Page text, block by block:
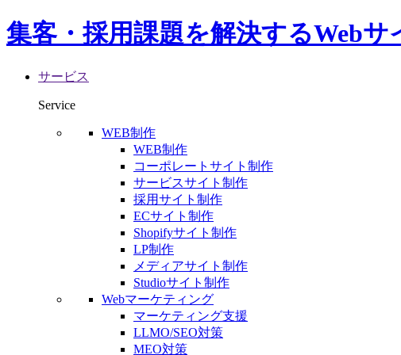
集客・採用課題を解決するWeb
サービス
Service
WEB制作
WEB制作
コーポレートサイト制作
サービスサイト制作
採用サイト制作
ECサイト制作
Shopifyサイト制作
LP制作
メディアサイト制作
Studioサイト制作
Webマーケティング
マーケティング支援
LLMO/SEO対策
MEO対策